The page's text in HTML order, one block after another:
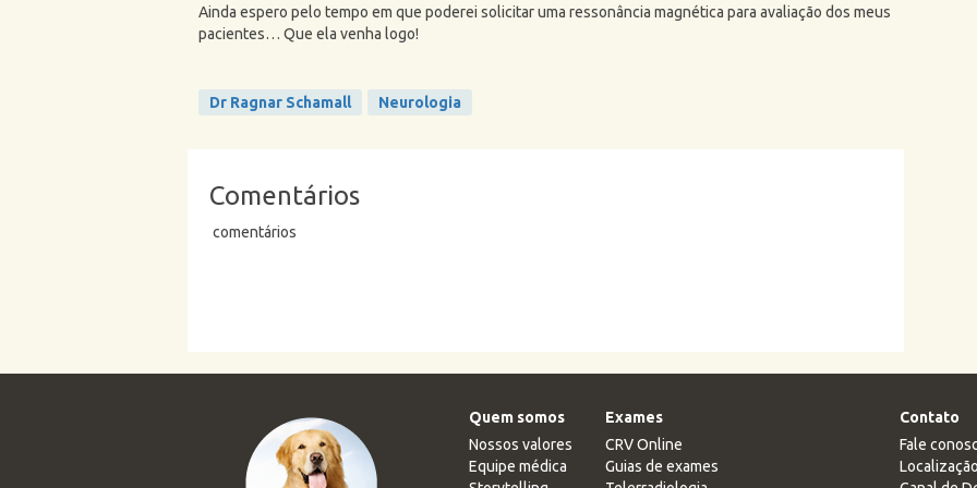
Ainda espero pelo tempo em que poderei solicitar uma ressonância magnética para avaliação dos meus
pacientes… Que ela venha logo!
Dr Ragnar Schamall Neurologia
Comentários
comentários
Quem somos
Nossos valores
Equipe médica
Exames
CRV Online
Guias de exames
Contato
Fale
Localização